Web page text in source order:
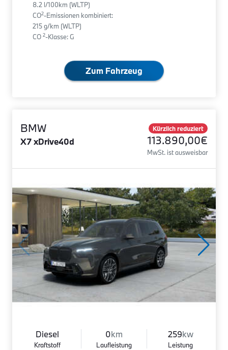
8.2 l/100km (WLTP)
CO2-Emissionen kombiniert:
215 g/km (WLTP)
CO 2-Klasse: G
Zum Fahrzeug
BMW
X7 xDrive40d
Kürzlich reduziert
113.890,00€
MwSt. ist ausweisbar
Diesel
Kraftstoff
0km
Laufleistung
259kw
Leistung